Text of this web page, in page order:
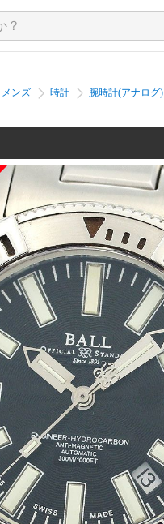
メンズ 時計 腕時計(アナログ)